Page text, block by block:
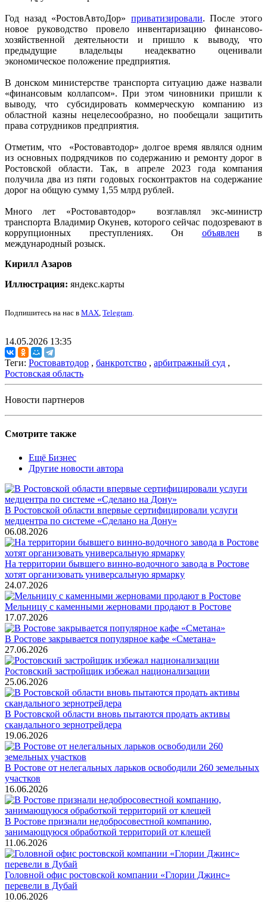
Год назад «РостовАвтоДор» приватизировали. После этого
новое руководство провело инвентаризацию финансово-
хозяйственной деятельности и пришло к выводу, что
предыдущие владельцы неадекватно оценивали
экономическое положение предприятия.
В донском министерстве транспорта ситуацию даже назвали
«финансовым коллапсом». При этом чиновники пришли к
выводу, что субсидировать коммерческую компанию из
областной казны нецелесообразно, но пообещали защитить
права сотрудников предприятия.
Отметим, что «Ростовавтодор» долгое время являлся одним
из основных подрядчиков по содержанию и ремонту дорог в
Ростовской области. Так, в апреле 2023 года компания
получила два из пяти годовых госконтрактов на содержание
дорог на общую сумму 1,55 млрд рублей.
Много лет «Ростовавтодор» возглавлял экс-министр
транспорта Владимир Окунев, которого сейчас подозревают в
коррупционных преступлениях. Он объявлен в
международный розыск.
Кирилл Азаров
Иллюстрация: яндекс.карты
Подпишитесь на нас в MAX, Telegram.
14.05.2026 13:35
Теги: Ростовавтодор , банкротство , арбитражный суд ,
Ростовская область
Новости партнеров
Смотрите также
Ещё Бизнес
Другие новости автора
В Ростовской области впервые сертифицировали услуги
медцентра по системе «Сделано на Дону»
06.08.2026
На территории бывшего винно-водочного завода в Ростове
хотят организовать универсальную ярмарку
24.07.2026
Мельницу с каменными жерновами продают в Ростове
17.07.2026
В Ростове закрывается популярное кафе «Сметана»
27.06.2026
Ростовский застройщик избежал национализации
25.06.2026
В Ростовской области вновь пытаются продать активы
скандального зернотрейдера
19.06.2026
В Ростове от нелегальных ларьков освободили 260 земельных
участков
16.06.2026
В Ростове признали недобросовестной компанию,
занимающуюся обработкой территорий от клещей
11.06.2026
Головной офис ростовской компании «Глории Джинс»
перевели в Дубай
10.06.2026